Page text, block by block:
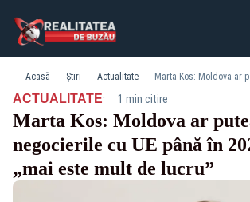
Acasă Știri Actualitate
ACTUALITATE· 1 min citire
Marta Kos: Moldova ar
negocierile cu UE până în
„mai este mult de lucru”